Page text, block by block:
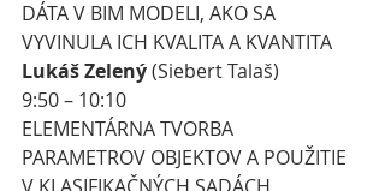
DÁTA V BIM MODELI, AKO SA
VYVINULA ICH KVALITA A KVANTITA
Lukáš Zelený (Siebert Talaš)
9:50 – 10:10
ELEMENTÁRNA TVORBA
PARAMETROV OBJEKTOV A POUŽITIE